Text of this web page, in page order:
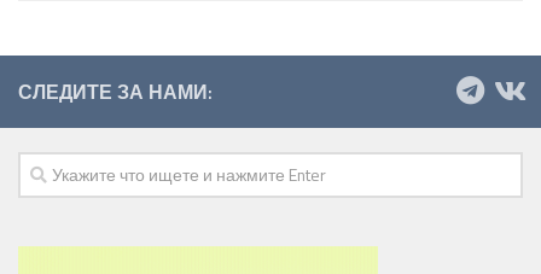
СЛЕДИТЕ ЗА НАМИ: